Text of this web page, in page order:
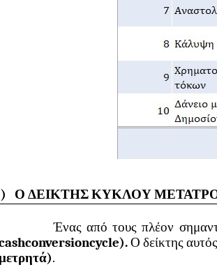
Ο ΔΕΙΚΤΗΣ ΚΥΚΛΟΥ
Ένας από τους πλέον σημαντικούς
conversioncycle).Ο δείκτης
.